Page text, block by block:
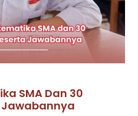
SMA Dan 30
Jawabannya